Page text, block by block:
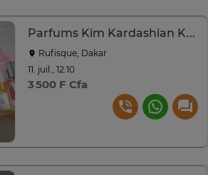
Parfums Kim Kardashian Kayali 21 Coco Vanille Pack
Rufisque, Dakar
11. juil., 12:10
3 500 F Cfa